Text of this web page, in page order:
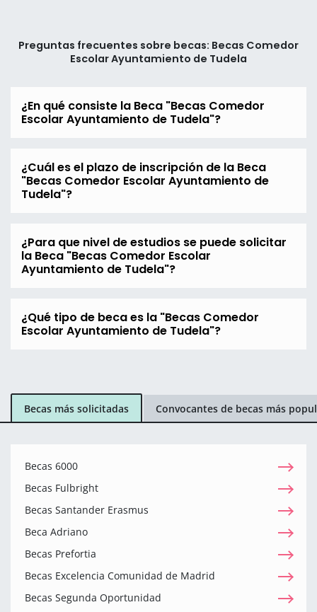
Preguntas frecuentes sobre becas: Becas Comedor
Escolar Ayuntamiento de Tudela
¿En qué consiste la Beca "Becas Comedor
Escolar Ayuntamiento de Tudela"?
¿Cuál es el plazo de inscripción de la Beca
"Becas Comedor Escolar Ayuntamiento de
Tudela"?
¿Para que nivel de estudios se puede solicitar
la Beca "Becas Comedor Escolar
Ayuntamiento de Tudela"?
¿Qué tipo de beca es la "Becas Comedor
Escolar Ayuntamiento de Tudela"?
Becas más solicitadas Convocantes de becas más
Becas 6000
Becas Fulbright
Becas Santander Erasmus
Beca Adriano
Becas Prefortia
Becas Excelencia Comunidad de Madrid
Becas Segunda Oportunidad